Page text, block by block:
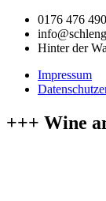
0176 476
Hinter der
Impressum
+++ Wine